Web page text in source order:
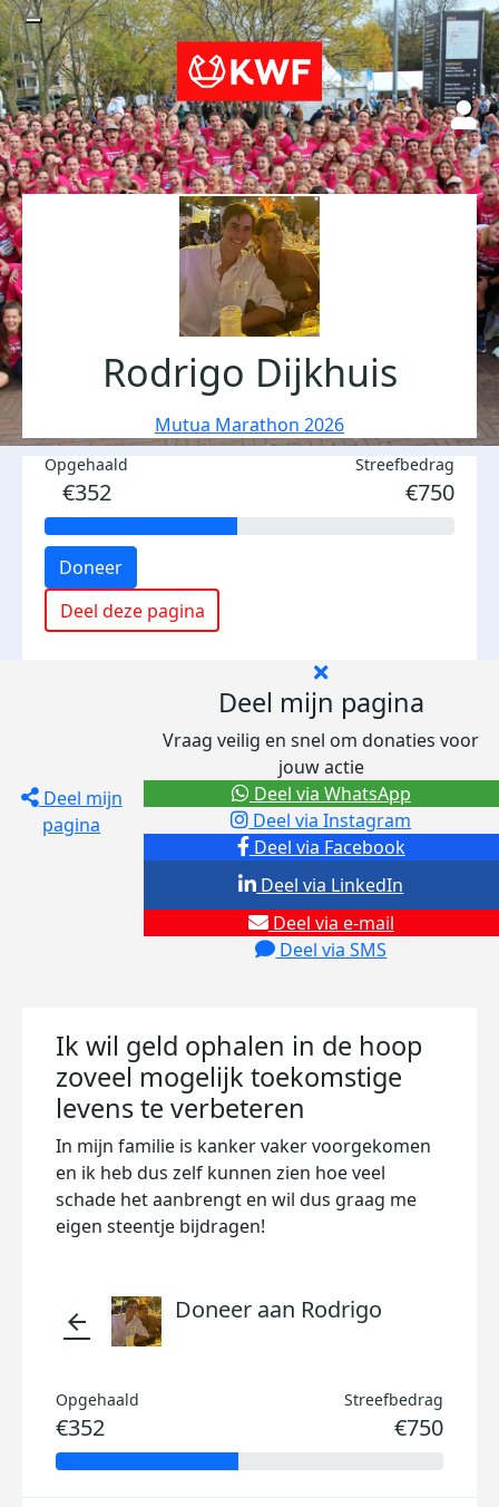
Rodrigo Dijkhuis
Mutua Marathon 2026
Opgehaald
€352
Streefbedrag
€750
Doneer
Deel deze pagina
Deel mijn
pagina
Deel mijn pagina
Vraag veilig en snel om donaties voor
jouw actie
Deel via Facebook
Deel via Instagram
Deel via e-mail
Deel via SMS
Deel via LinkedIn
Deel via WhatsApp
Ik wil geld ophalen in de hoop
zoveel mogelijk toekomstige
levens te verbeteren
In mijn familie is kanker vaker voorgekomen
en ik heb dus zelf kunnen zien hoe veel
schade het aanbrengt en wil dus graag me
eigen steentje bijdragen!
arrow_back Doneer aan Rodrigo
Opgehaald
€352
Streefbedrag
€750